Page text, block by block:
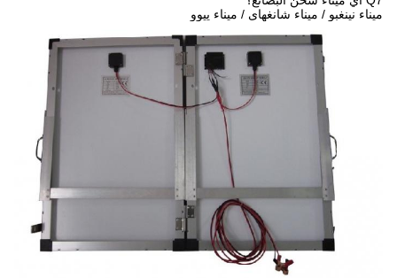
ميناء نينغبو / ميناء شانغهاى / ميناء ييوو